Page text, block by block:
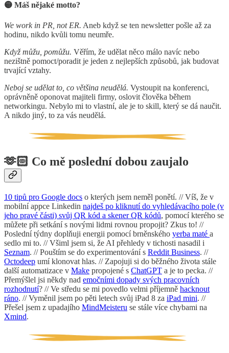
🟡 Máš nějaké motto?
We work in PR, not ER. Aneb když se ten newsletter pošle až za
hodinu, nikdo kvůli tomu neumře.
Když můžu, pomůžu. Věřím, že udělat něco málo navíc nebo
nezištně pomoct/poradit je jeden z nejlepších způsobů, jak budovat
trvající vztahy.
Neboj se udělat to, co většina neudělá. Vystoupit na konferenci,
oprávněně oponovat majiteli firmy, oslovit člověka během
networkingu. Nebylo mi to vlastní, ale je to skill, který se dá naučit.
A nikdo jiný, to za vás neudělá.
🫶🏻 Co mě poslední dobou zaujalo
10 tipů pro Google docs o kterých jsem neměl ponětí. // Víš, že v
mobilní appce Linkedin najdeš po kliknutí do vyhledávacího pole (v
jeho pravé části) svůj QR kód a skener QR kódů, pomocí kterého se
můžete při setkání s novými lidmi rovnou propojit? Zkus to! //
Poslední týdny doplňuji energii pomocí brněnského yerba maté a
sedlo mi to. // Všiml jsem si, že AI přehledy v tichosti nasadil i
Seznam. // Pouštím se do experimentování s Reddit Business. //
Octodeep umí klonovat hlas. // Zapojuji si do běžného života stále
další automatizace v Make propojené s ChatGPT a je to pecka. //
Přemýšlel jsi někdy nad emočními dopady svých pracovních
rozhodnutí? // Ve středu se mi povedlo velmi příjemně hacknout
ráno. // Vyměnil jsem po pěti letech svůj iPad 8 za iPad mini. //
Přešel jsem z upadajího MindMeisteru se stále více chybami na
Xmind.